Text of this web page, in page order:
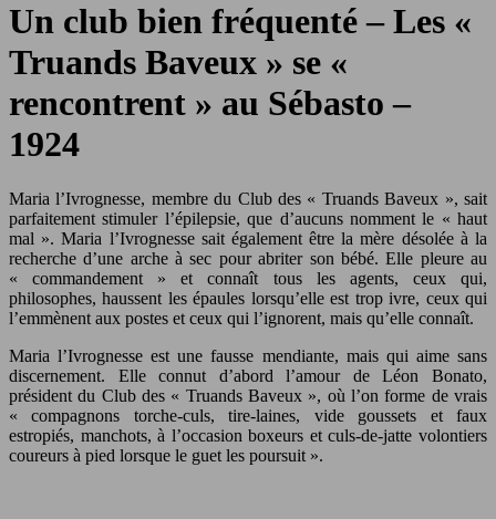
Un club bien fréquenté – Les «
Truands Baveux » se «
rencontrent » au Sébasto –
1924
Maria l’Ivrognesse, membre du Club des « Truands Baveux », sait
parfaitement stimuler l’épilepsie, que d’aucuns nomment le « haut
mal ». Maria l’Ivrognesse sait également être la mère désolée à la
recherche d’une arche à sec pour abriter son bébé. Elle pleure au
« commandement » et connaît tous les agents, ceux qui,
philosophes, haussent les épaules lorsqu’elle est trop ivre, ceux qui
l’emmènent aux postes et ceux qui l’ignorent, mais qu’elle connaît.
Maria l’Ivrognesse est une fausse mendiante, mais qui aime sans
discernement. Elle connut d’abord l’amour de Léon Bonato,
président du Club des « Truands Baveux », où l’on forme de vrais
« compagnons torche-culs, tire-laines, vide goussets et faux
estropiés, manchots, à l’occasion boxeurs et culs-de-jatte volontiers
coureurs à pied lorsque le guet les poursuit ».